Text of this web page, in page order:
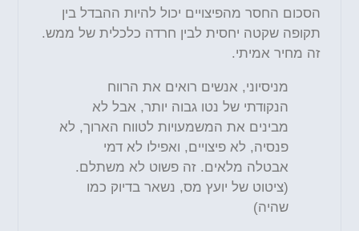
הסכום החסר מהפיצויים יכול להיות ההבדל בין
תקופה שקטה יחסית לבין חרדה כלכלית של ממש.
זה מחיר אמיתי.
מניסיוני, אנשים רואים את הרווח
הנקודתי של נטו גבוה יותר, אבל לא
מבינים את המשמעויות לטווח הארוך, לא
פנסיה, לא פיצויים, ואפילו לא דמי
אבטלה מלאים. זה פשוט לא משתלם.
(ציטוט של יועץ מס, נשאר בדיוק כמו
שהיה)